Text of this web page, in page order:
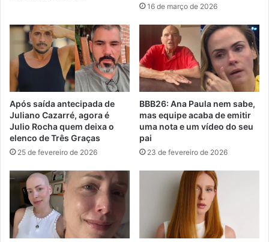
16 de março de 2026
Após saída antecipada de
Juliano Cazarré, agora é
Julio Rocha quem deixa o
elenco de Três Graças
25 de fevereiro de 2026
BBB26: Ana Paula nem sabe,
mas equipe acaba de emitir
uma nota e um vídeo do seu
pai
23 de fevereiro de 2026